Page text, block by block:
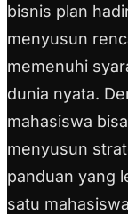
bisnis plan
menyusun
memenuhi
dunia nyata.
mahasiswa
menyusun
panduan yang
satu